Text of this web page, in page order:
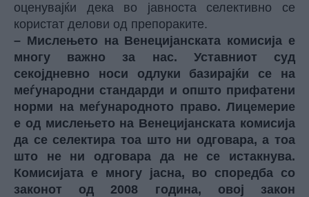
оценувајќи дека во јавноста селективно се
користат делови од препораките.
– Мислењето на Венецијанската комисија е
многу важно за нас. Уставниот суд
секојдневно носи одлуки базирајќи се на
меѓународни стандарди и општо прифатени
норми на меѓународното право. Лицемерие
е од мислењето на Венецијанската комисија
да се селектира тоа што ни одговара, а тоа
што не ни одговара да не се истакнува.
Комисијата е многу јасна, во споредба со
законот од 2008 година, овој закон